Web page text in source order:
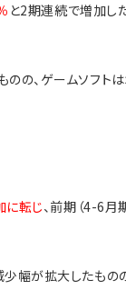
と2期連続で増加し
の、ゲームソフト
に転じ、前期（4-6月
が拡大したものの